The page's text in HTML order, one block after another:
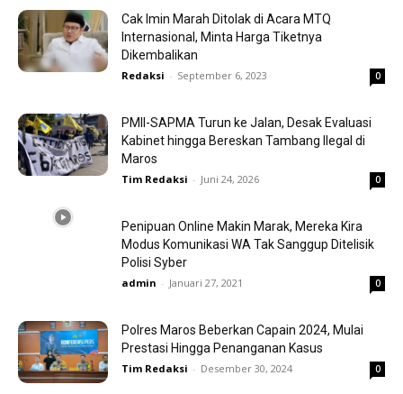
Cak Imin Marah Ditolak di Acara MTQ
Internasional, Minta Harga Tiketnya
Dikembalikan
Redaksi - September 6, 2023 0
PMII-SAPMA Turun ke Jalan, Desak Evaluasi
Kabinet hingga Bereskan Tambang Ilegal di
Maros
Tim Redaksi - Juni 24, 2026 0
Penipuan Online Makin Marak, Mereka Kira
Modus Komunikasi WA Tak Sanggup Ditelisik
Polisi Syber
admin - Januari 27, 2021 0
Polres Maros Beberkan Capain 2024, Mulai
Prestasi Hingga Penanganan Kasus
Tim Redaksi - Desember 30, 2024 0